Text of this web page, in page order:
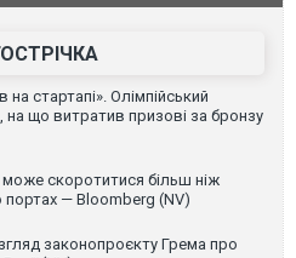
на стартапі». Олімпійський
на що витратив призові за бронзу
може скоротитися більш ніж
портах — Bloomberg (NV)
законопроєкту Грема про